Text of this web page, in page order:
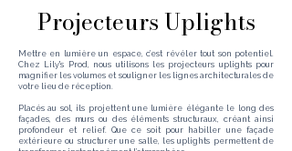
Projecteurs Uplights
Mettre en lumière un espace, c’est révéler tout son potentiel.
Chez Lily's Prod, nous utilisons les projecteurs uplights pour
magnifier les volumes et souligner les lignes architecturales de
votre lieu de réception.
Placés au sol, ils projettent une lumière élégante le long des
façades, des murs ou des éléments structuraux, créant ainsi
profondeur et relief. Que ce soit pour habiller une façade
extérieure ou structurer une salle, les uplights permettent de